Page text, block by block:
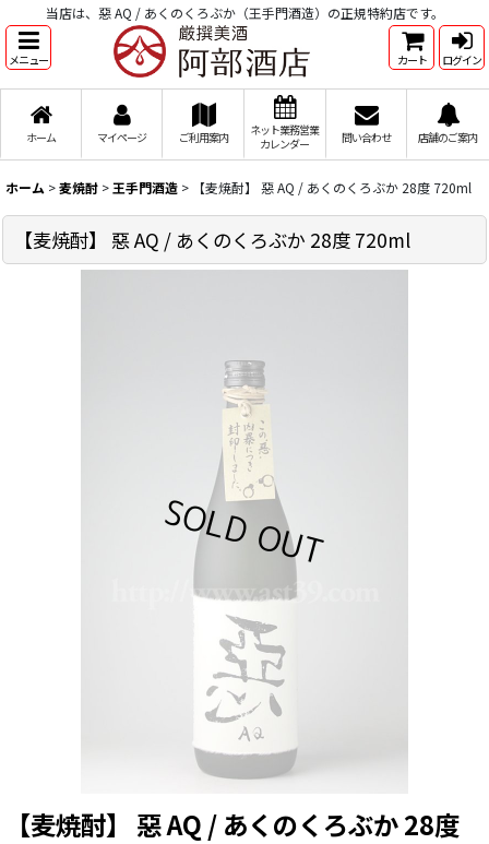
当店は、惡 AQ / あくのくろぶか（王手門酒造）の正規特約店です。
メニュー カート ログイン
ホーム マイページ ご利用案内
ネット業務営業
カレンダー
問い合わせ 店舗のご案内
ホーム >麦焼酎 > 王手門酒造 > 【麦焼酎】 惡 AQ / あくのくろぶか 28度 720ml
【麦焼酎】 惡 AQ / あくのくろぶか 28度 720ml
【麦焼酎】 惡 AQ / あくのくろぶか 28度